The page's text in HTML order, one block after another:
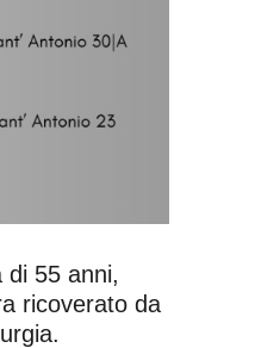
di 55 anni,
ricoverato da